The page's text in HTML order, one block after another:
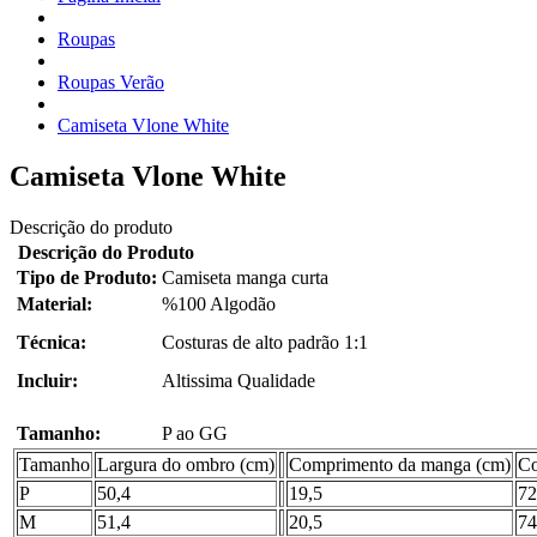
Roupas
Roupas Verão
Camiseta Vlone White
Camiseta Vlone White
Descrição do produto
Descrição do Produto
Tipo de Produto: Camiseta manga curta
Material:
%100 Algodão
Técnica:
Costuras de alto padrão 1:1
Incluir:
Altissima Qualidade
Tamanho:
P ao GG
Tamanho Largura do ombro (cm) Comprimento da manga (cm)
P
50,4 19,5
72
M
51,4 20,5
74